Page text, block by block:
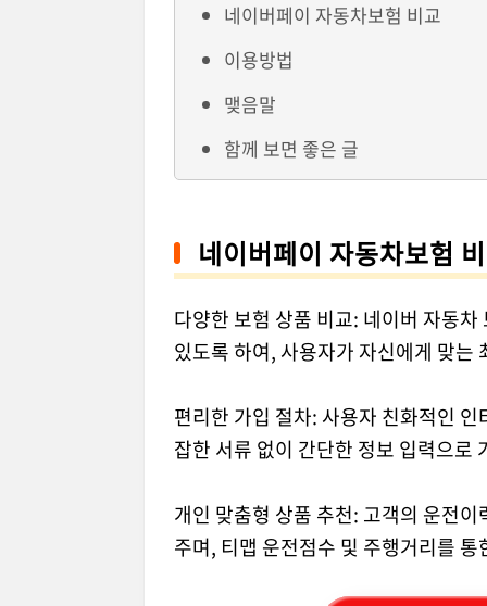
네이버페이 자동차보험 비교
이용방법
맺음말
함께 보면 좋은 글
네이버페이 자동차보험
다양한 보험 상품 비교: 네이버 자동
있도록 하여, 사용자가 자신에게 맞는
편리한 가입 절차: 사용자 친화적인
잡한 서류 없이 간단한 정보 입력으로
개인 맞춤형 상품 추천: 고객의 운전
주며, 티맵 운전점수 및 주행거리를